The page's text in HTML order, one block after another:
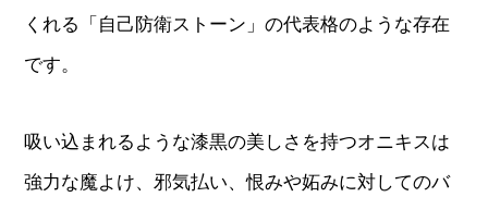
くれる「自己防衛ストーン」の代表格のような存在
です。
吸い込まれるような漆黒の美しさを持つオニキスは
強力な魔よけ、邪気払い、恨みや妬みに対してのバ